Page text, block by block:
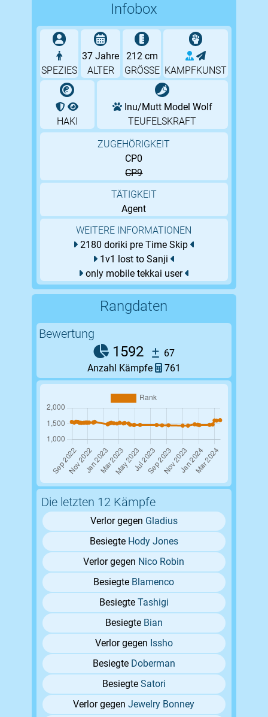
Infobox
SPEZIES
37 Jahre
ALTER
212 cm
GRÖSSE KAMPFKUNST
HAKI
Inu/Mutt Model Wolf
TEUFELSKRAFT
ZUGEHÖRIGKEIT
CP0
CP9
TÄTIGKEIT
Agent
WEITERE INFORMATIONEN
2180 doriki pre Time Skip
1v1 lost to Sanji
only mobile tekkai user
Rangdaten
Bewertung
1592
67
Anzahl Kämpfe
761
Die letzten 12 Kämpfe
Verlor gegen Gladius
Besiegte Hody Jones
Verlor gegen Nico Robin
Besiegte Blamenco
Besiegte Tashigi
Besiegte Bian
Verlor gegen Issho
Besiegte Doberman
Besiegte Satori
Verlor gegenJewelry Bonney